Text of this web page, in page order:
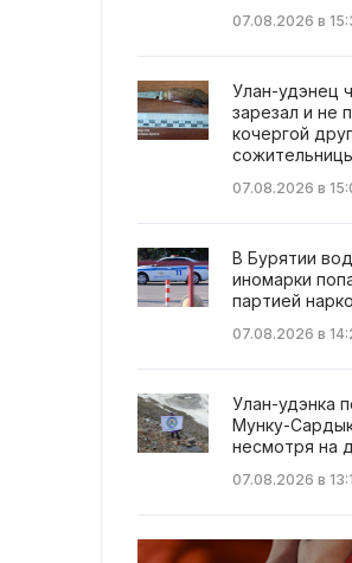
07.08.2026 в
Улан-удэнец
зарезал и не
кочергой
07.08.2026 в
В Бурятии
иномарки
партией
07.08.2026 в
Улан-удэнка
Мунку-
несмотря на
07.08.2026 в